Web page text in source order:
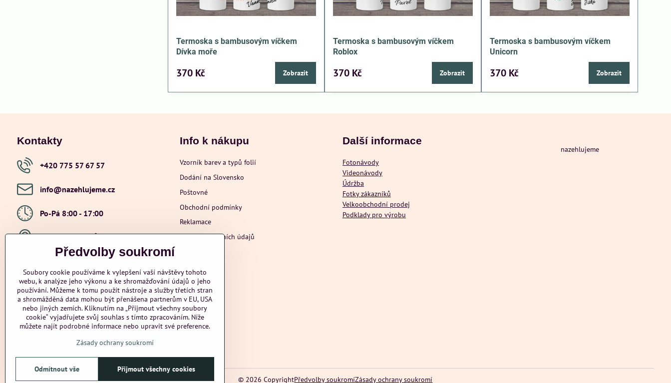
Termoska s bambusovým víčkem
Dívka moře
370 Kč Zobrazit
Termoska s bambusovým víčkem
Roblox
370 Kč Zobrazit
Termoska s bambusovým víčkem
Unicorn
370 Kč Zobrazit
Kontakty
+420 775 57 67 57
info​@nazehlujeme​.cz
Po-Pá 8:00 - 17:00
Hybešova 201, Újezd u Brna, 664 53
Facebook Instagram Youtube
Odstoupení od smlouvy
Info k nákupu
Vzorník barev a typů folií
Dodání na Slovensko
Poštovné
Obchodní podmínky
Reklamace
Ochrana osobních údajů
Další informace
Fotonávody
Videonávody
Údržba
Fotky zákazníků
Velkoobchodní prodej
Podklady pro výrobu
nazehlujeme
© 2026 CopyrightPředvolby soukromíZásady ochrany soukromí
Předvolby soukromí
Soubory cookie používáme k vylepšení vaší návštěvy tohoto
webu, k analýze jeho výkonu a ke shromažďování údajů o jeho
používání. Můžeme k tomu použít nástroje a služby třetích stran
a shromážděná data mohou být přenášena partnerům v EU, USA
nebo jiných zemích. Kliknutím na „Přijmout všechny soubory
cookie“ vyjadřujete svůj souhlas s tímto zpracováním. Níže
můžete najít podrobné informace nebo upravit své preference.
Zásady ochrany soukromí
Přijmout všechny cookies
Odmítnout vše